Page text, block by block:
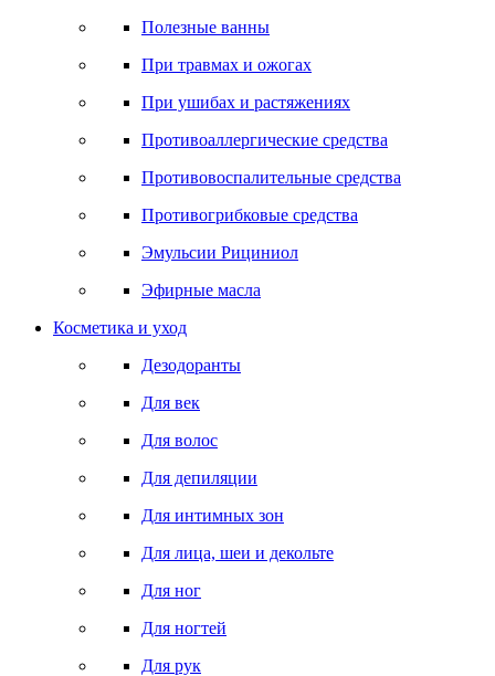
Полезные ванны
При травмах и ожогах
При ушибах и растяжениях
Противоаллергические средства
Противовоспалительные средства
Противогрибковые средства
Эмульсии Рициниол
Эфирные масла
Косметика и уход
Дезодоранты
Для век
Для волос
Для депиляции
Для интимных зон
Для лица, шеи и декольте
Для ног
Для ногтей
Для рук